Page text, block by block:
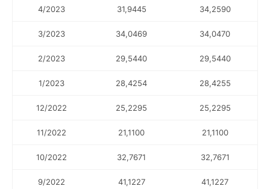
4/2023 31,9445 34,2590
3/2023 34,0469 34,0470
2/2023 29,5440 29,5440
1/2023 28,4254 28,4255
12/2022 25,2295 25,2295
11/2022 21,1100 21,1100
10/2022 32,7671 32,7671
9/2022 41,1227 41,1227